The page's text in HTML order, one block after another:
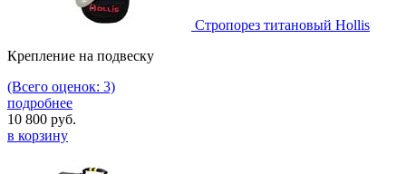
Стропорез титановый Hollis
Крепление на подвеску
(Всего оценок: 3)
подробнее
10 800 руб.
в корзину